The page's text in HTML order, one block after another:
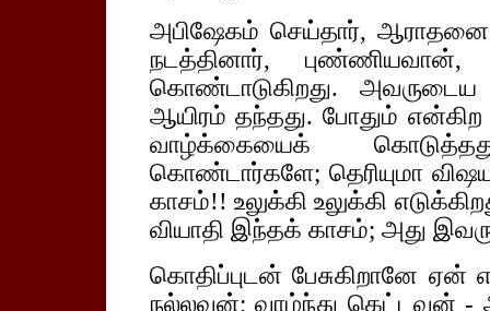
அபிஷேகம் செய்தார், ஆராதனை
நடத்தினார்,
கொண்டாடுகிறது.
ஆயிரம் தந்தது. போதும்
வாழ்க்கையைக்
கொண்டார்களே; தெரியுமா
காசம்!! உலுக்கி உலுக்கி
வியாதி இந்தக் காசம்; அது
கொதிப்புடன் பேசுகிறானே
நல்லவன்; வாழ்ந்து கெட்டவன் -